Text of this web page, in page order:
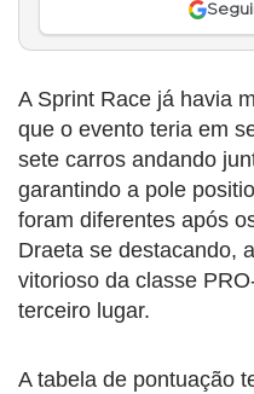
A Sprint Race já havia
que o evento teria em
sete carros andando
garantindo a pole
foram diferentes após
Draeta se destacando,
vitorioso da classe
terceiro lugar.
A tabela de pontuação